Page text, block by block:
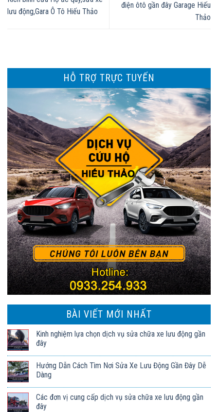
lưu động,Gara Ô Tô Hiếu Thảo
điện ôtô gần đây Garage Hiếu
Thảo
HỖ TRỢ TRỰC TUYẾN
BÀI VIẾT MỚI NHẤT
Kinh nghiệm lựa chọn dịch vụ sửa chữa xe lưu động gần
đây
Hướng Dẫn Cách Tìm Nơi Sửa Xe Lưu Động Gần Đây Dễ
Dàng
Các đơn vị cung cấp dịch vụ sửa chữa xe lưu động gần
đây